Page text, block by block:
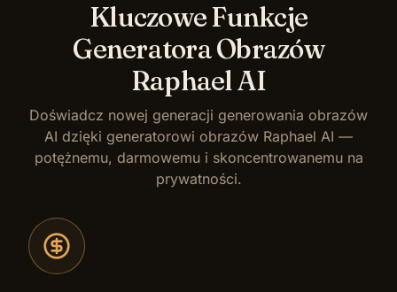
Kluczowe Funkcje
Generatora Obrazów
Raphael AI
Doświadcz nowej generacji generowania obrazów
AI dzięki generatorowi obrazów Raphael AI —
potężnemu, darmowemu i skoncentrowanemu na
prywatności.